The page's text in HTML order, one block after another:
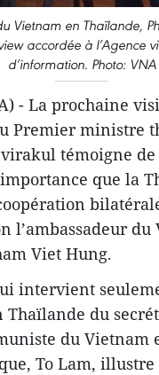
Vietnam en Thaïlande,
accordée à l’Agence
d’information. Photo: VNA
- La prochaine
Premier ministre
témoigne
que la
l’ambassadeur du
Viet Hung.
intervient
Thaïlande du
du Vietnam
To Lam,